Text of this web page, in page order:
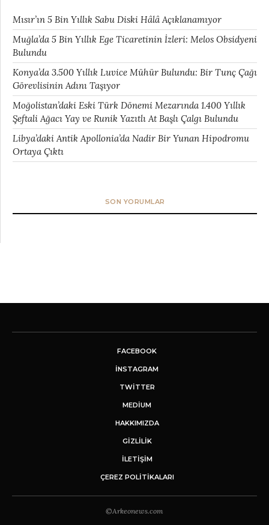
Mısır’ın 5 Bin Yıllık Sabu Diski Hâlâ Açıklanamıyor
Muğla’da 5 Bin Yıllık Ege Ticaretinin İzleri: Melos Obsidyeni
Bulundu
Konya’da 3.500 Yıllık Luvice Mühür Bulundu: Bir Tunç Çağı
Görevlisinin Adını Taşıyor
Moğolistan’daki Eski Türk Dönemi Mezarında 1.400 Yıllık
Şeftali Ağacı Yay ve Runik Yazıtlı At Başlı Çalgı Bulundu
Libya’daki Antik Apollonia’da Nadir Bir Yunan Hipodromu
Ortaya Çıktı
SON YORUMLAR
FACEBOOK
INSTAGRAM
TWITTER
MEDIUM
HAKKIMIZDA
GİZLİLİK
İLETIŞIM
ÇEREZ POLITIKALARI
©Arkeonews.com